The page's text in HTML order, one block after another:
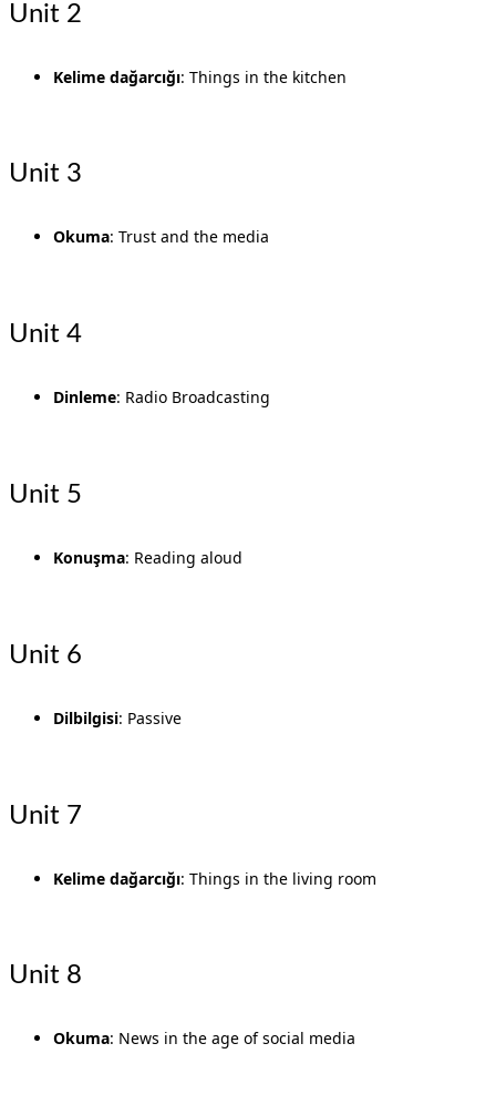
Unit 2
Kelime dağarcığı: Things in the kitchen
Unit 3
Okuma: Trust and the media
Unit 4
Dinleme: Radio Broadcasting
Unit 5
Konuşma: Reading aloud
Unit 6
Dilbilgisi: Passive
Unit 7
Kelime dağarcığı: Things in the living room
Unit 8
Okuma: News in the age of social media